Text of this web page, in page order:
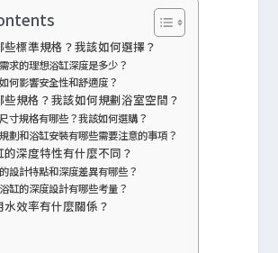
標準規格？我該如何選擇？
求的理想浴缸深度是多少？
何影響安全性和舒適度？
規格？我該如何規劃浴室空間？
寸規格有哪些？我該如何選購？
劃和浴缸安裝有哪些需要注意的事項？
深度特性有什麼不同？
設計特點和深度差異有哪些？
缸的深度設計有哪些考量？
效率有什麼關係？